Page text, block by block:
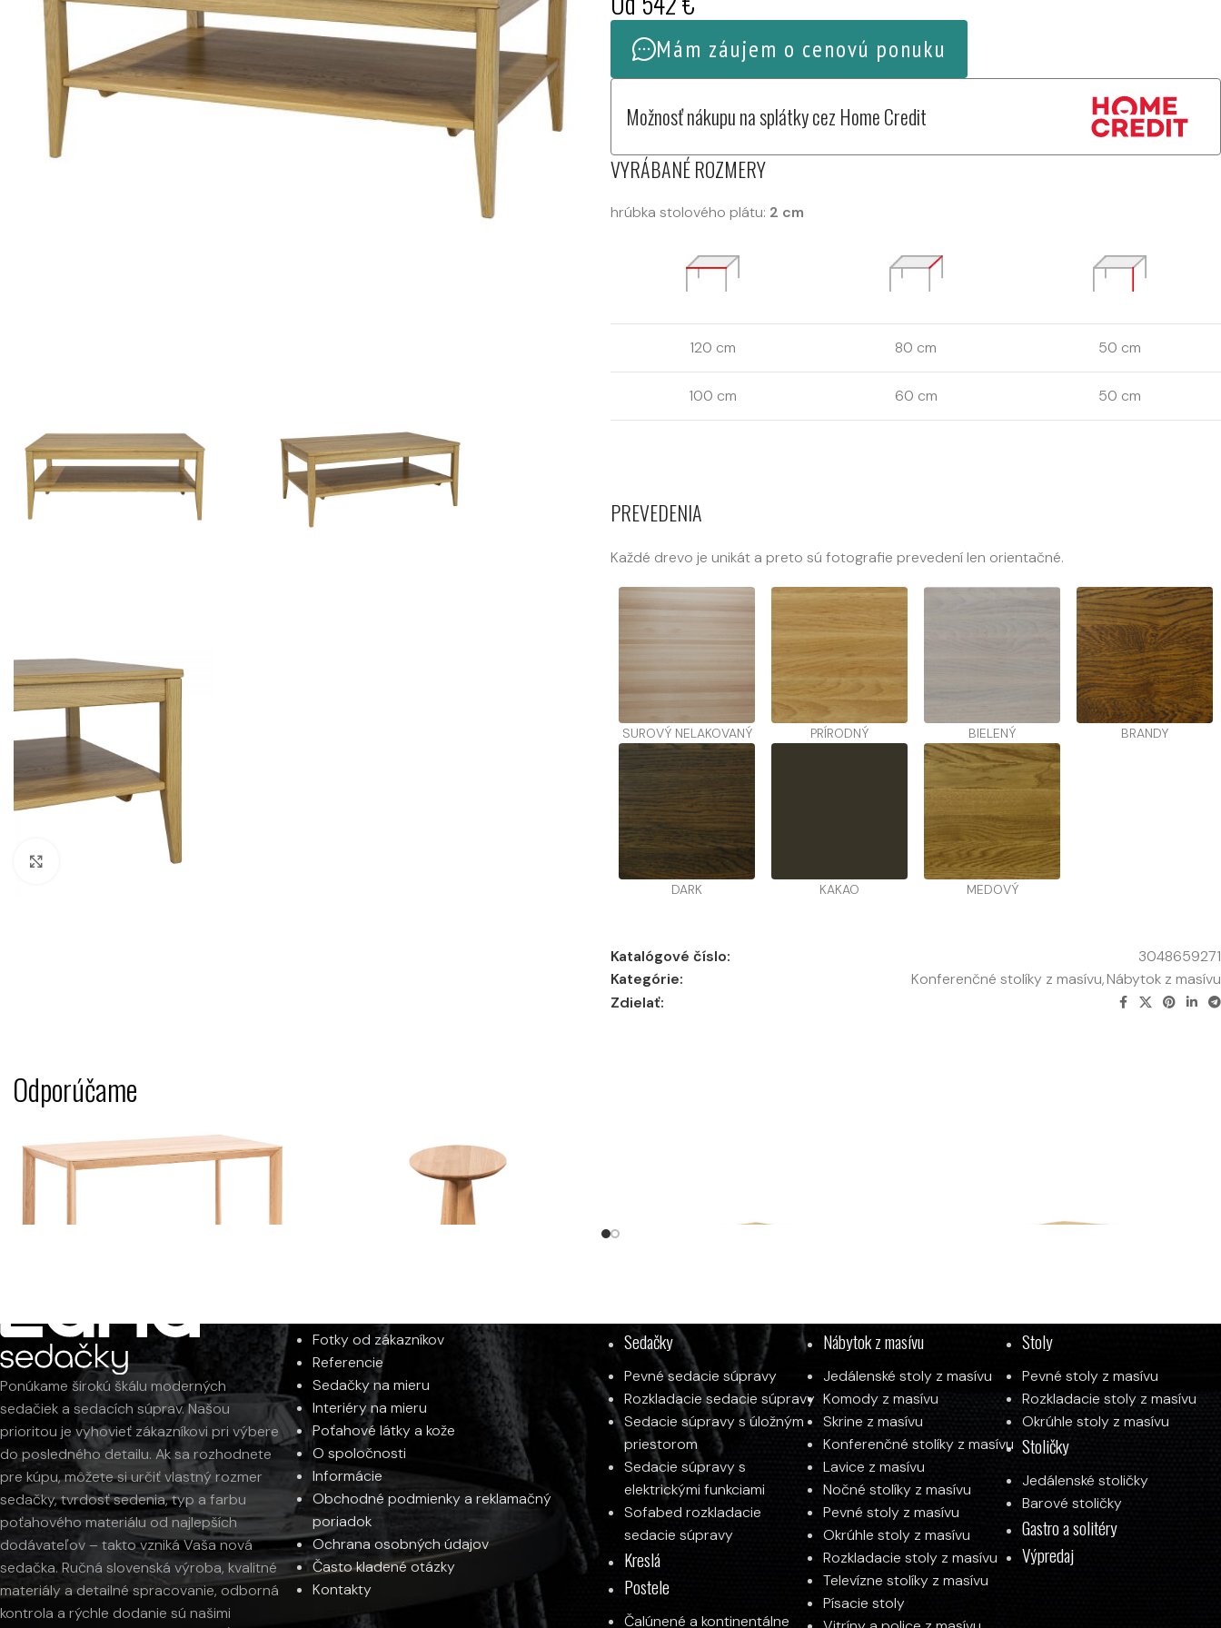
Kliknutím zväčšíte
Mám záujem o cenovú ponuku
Možnosť nákupu na splátky cez Home Credit
VYRÁBANÉ ROZMERY
hrúbka stolového plátu: 2 cm
120 cm 80 cm 50 cm
100 cm 60 cm 50 cm
PREVEDENIA
Každé drevo je unikát a preto sú fotografie prevedení len orientačné.
SUROVÝ NELAKOVANÝ PRÍRODNÝ BIELENÝ BRANDY
DARK KAKAO MEDOVÝ
Katalógové číslo:
3048659271
Kategórie:
Konferenčné stolíky z masívu,Nábytok z masívu
Zdielať:
Odporúčame
Od638€ Od237€
Konferenčný stôl ST375
Od365 €
Konferenčný stôl ST376
Od
Ponúkame širokú škálu moderných
sedačiek a sedacích súprav. Našou
prioritou je vyhovieť zákazníkovi pri výbere
do posledného detailu. Ak sa rozhodnete
pre kúpu, môžete si určiť vlastný rozmer
sedačky, tvrdosť sedenia, typ a farbu
poťahového materiálu od najlepších
dodávateľov – takto vzniká Vaša nová
sedačka. Ručná slovenská výroba, kvalitné
materiály a detailné spracovanie, odborná
kontrola a rýchle dodanie sú našimi
Fotky od zákazníkov
Referencie
Sedačky na mieru
Interiéry na mieru
Poťahové látky a kože
O spoločnosti
Informácie
Obchodné podmienky a reklamačný
poriadok
Ochrana osobných údajov
Často kladené otázky
Kontakty
Sedačky
Pevné sedacie súpravy
Rozkladacie sedacie súpravy
Sedacie súpravy s úložným
priestorom
Sedacie súpravy s
elektrickými funkciami
Sofabed rozkladacie
sedacie súpravy
Kreslá
Postele
Čalúnené a kontinentálne
Nábytok z masívu
Jedálenské stoly z masívu
Komody z masívu
Skrine z masívu
Konferenčné stolíky z masívu
Lavice z masívu
Nočné stolíky z masívu
Pevné stoly z masívu
Okrúhle stoly z masívu
Rozkladacie stoly z masívu
Televízne stolíky z masívu
Písacie stoly
Stoly
Pevné stoly z masívu
Rozkladacie stoly z masívu
Okrúhle stoly z masívu
Stoličky
Jedálenské stoličky
Barové stoličky
Gastro a solitéry
Výpredaj